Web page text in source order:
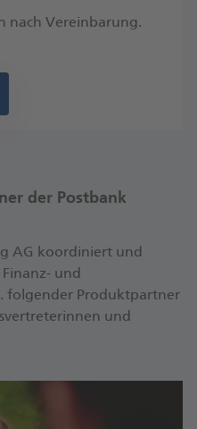
nach Vereinbarung.
der Postbank
AG koordiniert und
und
folgender Produktpartner
und